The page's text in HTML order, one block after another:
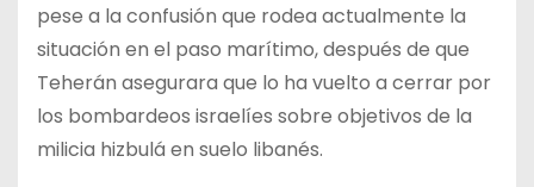
pese a la confusión que rodea actualmente la
situación en el paso marítimo, después de que
Teherán asegurara que lo ha vuelto a cerrar por
los bombardeos israelíes sobre objetivos de la
milicia hizbulá en suelo libanés.